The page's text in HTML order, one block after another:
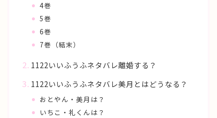
4巻
5巻
6巻
7巻（結末）
1122いいふうふネタバレ離婚する？
1122いいふうふネタバレ美月とはどうなる？
おとやん・美月は？
いちこ・礼くんは？